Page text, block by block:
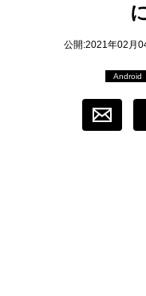
公開:2021年02月
Android